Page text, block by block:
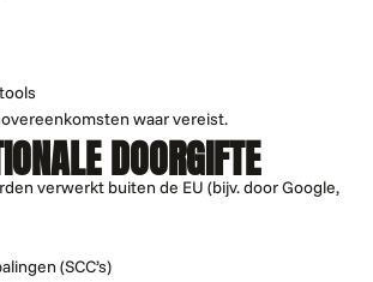
waar vereist.
DOORGIFTE
verwerkt buiten de EU (bijv. door Google,
(SCC’s)